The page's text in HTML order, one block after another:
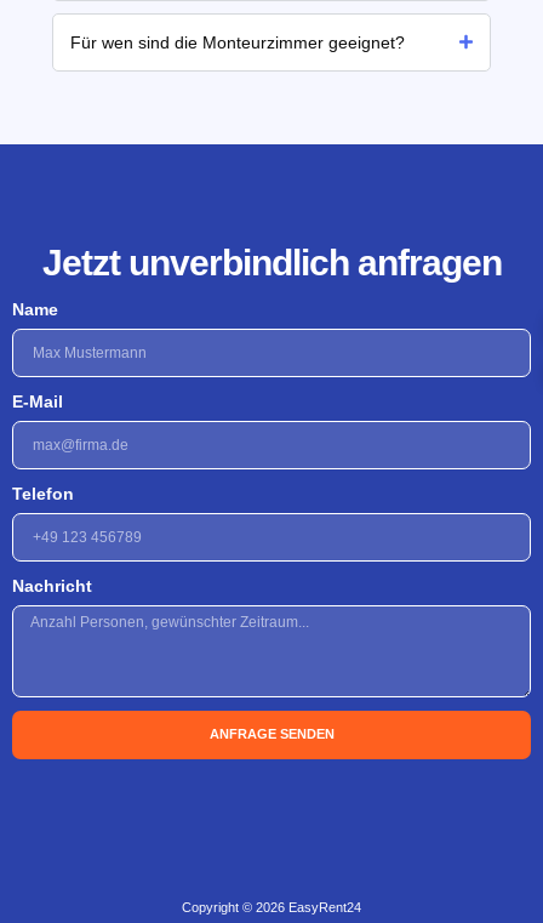
Für wen sind die Monteurzimmer geeignet?
Jetzt unverbindlich anfragen
Name
E-Mail
Telefon
Nachricht
ANFRAGE SENDEN
Copyright © 2026 EasyRent24